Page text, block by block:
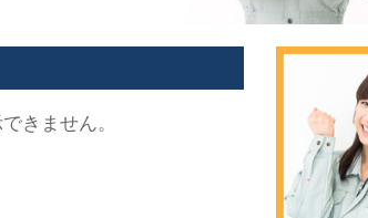
きません。